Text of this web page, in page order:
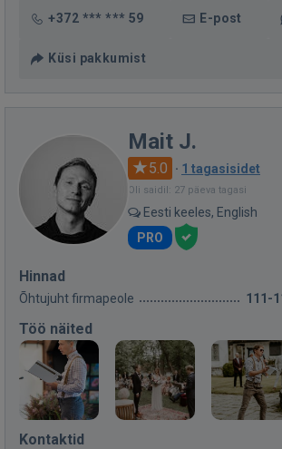
+372 *** *** 59 E-post
Küsi pakkumist
Mait J.
5.0 · 1 tagasisidet
Oli saidil: 27 päeva tagasi
Eesti keeles, English
PRO
Hinnad
Õhtujuht firmapeole 111-
Töö näited
Kontaktid